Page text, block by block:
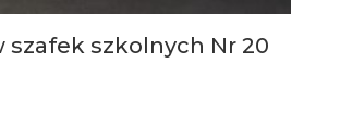
szafek szkolnych Nr 20